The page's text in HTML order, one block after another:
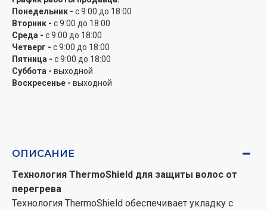
волосяных чешуек, что придает волосам
дополнительный блеск. В результате ваши волосы
гладкие, сияющие и шелковистые.
Пластины из керамики с аргановым маслом для
плавного скольжения
Этот выпрямитель оснащен керамическими
Выпрямление и завивка для разных образов
яркой завивки — вам все под силу. Какой образ
выберете сегодня?
Понедельник - с 9:00 до 18:00
Вторник - с 9:00 до 18:00
Среда - с 9:00 до 18:00
Четверг - с 9:00 до 18:00
Пятница - с 9:00 до 18:00
Суббота - выходной
Воскресенье - выходной
ОПИСАНИЕ
Технология ThermoShield для защиты волос от
перегрева
Технология ThermoShield обеспечивает укладку с